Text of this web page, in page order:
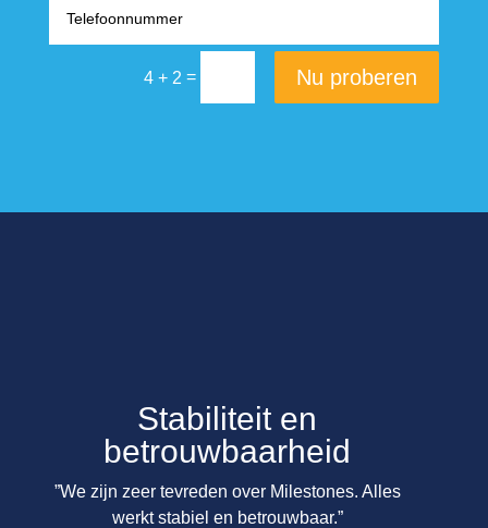
4 + 2 = Nu proberen
Stabiliteit en
betrouwbaarheid
”We zijn zeer tevreden over Milestones. Alles
werkt stabiel en betrouwbaar.”